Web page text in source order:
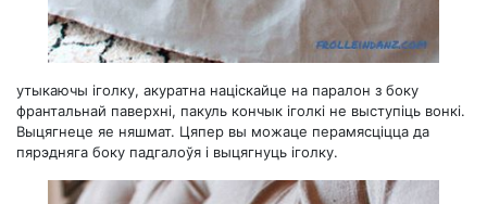
утыкаючы іголку, акуратна націскайце на паралон з боку
франтальнай паверхні, пакуль кончык іголкі не выступіць вонкі.
Выцягнеце яе няшмат. Цяпер вы можаце перамясціцца да
пярэдняга боку падгалоўя і выцягнуць іголку.